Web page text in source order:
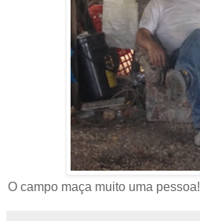
O campo maça muito uma pessoa!